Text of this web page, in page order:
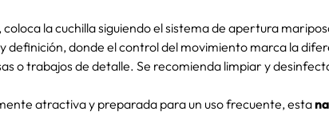
, coloca la cuchilla siguiendo el sistema de apertura
definición, donde el control del movimiento marca la
o trabajos de detalle. Se recomienda limpiar y
atractiva y preparada para un uso frecuente, esta